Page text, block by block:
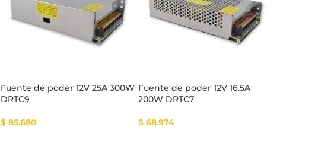
Fuente de poder 12V 25A 300W
DRTC9
$85.680
Fuente de poder 12V 16.5A
200W DRTC7
$68.974